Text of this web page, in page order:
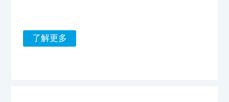
了解更多